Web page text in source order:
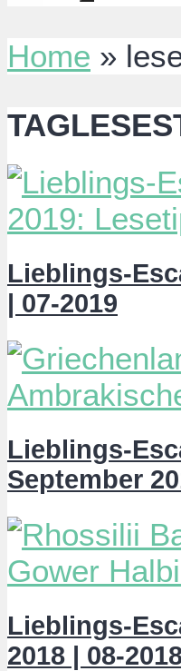
Home »
Lieblings-
| 07-2019
Lieblings-
September
Lieblings-
2018 | 08-